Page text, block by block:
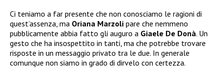
Ci teniamo a far presente che non conosciamo le ragioni di
quest’assenza, ma Oriana Marzoli pare che nemmeno
pubblicamente abbia fatto gli auguro a Giaele De Donà. Un
gesto che ha insospettito in tanti, ma che potrebbe trovare
risposte in un messaggio privato tra le due. In generale
comunque non siamo in grado di dirvelo con certezza.